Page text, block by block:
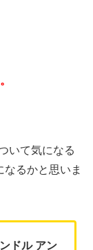
いて気になる
るかと思いま
ドル アン